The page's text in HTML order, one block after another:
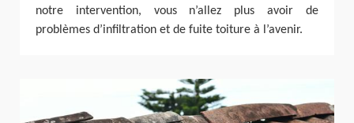
notre intervention, vous n’allez plus avoir de
problèmes d’infiltration et de fuite toiture à l’avenir.